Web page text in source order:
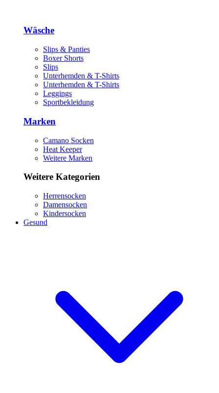
Wäsche
Slips & Panties
Boxer Shorts
Slips
Unterhemden & T-Shirts
Unterhemden & T-Shirts
Leggings
Sportbekleidung
Marken
Camano Socken
Heat Keeper
Weitere Marken
Weitere Kategorien
Herrensocken
Damensocken
Kindersocken
Gesund